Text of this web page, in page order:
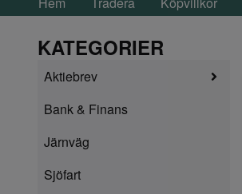
KATEGORIER
Aktiebrev
Bank & Finans
Järnväg
Sjöfart